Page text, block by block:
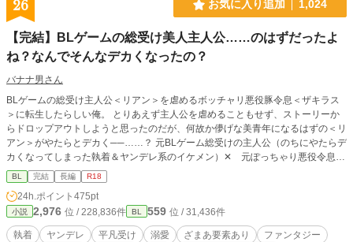
26 お気に入り追加 1,024
【完結】BLゲームの総受け美人主人公……のはずだったよ
ね？なんでそんなデカくなったの？
バナナ男さん
BLゲームの総受け主人公＜リアン＞を虐めるボッチャリ悪役豚令息＜ザキラス
＞に転生したらしい俺。 とりあえず主人公を虐めることもせず、ストーリーか
らドロップアウトしようと思ったのだが、何故か儚げな美青年になるはずの＜リ
アン＞がやたらとデカく──……？ 元BLゲーム総受けの主人公（のちにやたらデ
カくなってしまった執着＆ヤンデレ系のイケメン）✕ 元ぽっちゃり悪役令息
（のちに普通体型、平凡マイペース男） 主人公視点は、どちらかというとギャ
クテイストですが、攻め視点はダーク路線なので、スカッとハッピーエンドがお
好みの方は主人公視点でどうかページを閉じて下さいεミ(o_□_)o
BL 完結 長編 R18
24h.ポイント 475pt
小説 2,976 位 / 228,836件 BL 559 位 / 31,436件
執着 ヤンデレ 平凡受け 溺愛 ざまあ要素あり
ファンタジー